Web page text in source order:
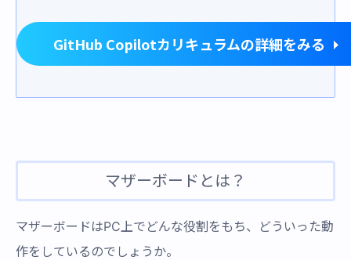
GitHub Copilotカリキュラムの詳細をみる
マザーボードとは？
マザーボードはPC上でどんな役割をもち、どういった動
作をしているのでしょうか。